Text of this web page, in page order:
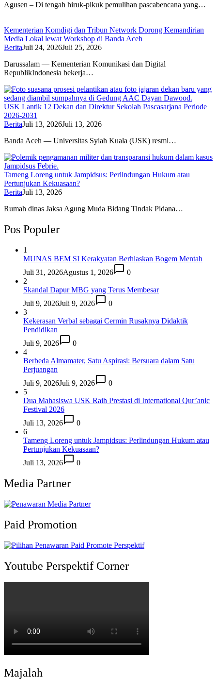
Agusen – Di tengah hiruk-pikuk pemulihan pascabencana yang…
Kementerian Komdigi dan Tribun Network Dorong Kemandirian
Media Lokal lewat Workshop di Banda Aceh
BeritaJuli 24, 2026Juli 25, 2026
Darussalam — Kementerian Komunikasi dan Digital
RepublikIndonesia bekerja…
USK Lantik 12 Dekan dan Direktur Sekolah Pascasarjana Periode
2026-2031
BeritaJuli 13, 2026Juli 13, 2026
Banda Aceh — Universitas Syiah Kuala (USK) resmi…
Tameng Loreng untuk Jampidsus: Perlindungan Hukum atau
Pertunjukan Kekuasaan?
BeritaJuli 13, 2026
Rumah dinas Jaksa Agung Muda Bidang Tindak Pidana…
Pos Populer
1
MUNAS BEM SI Kerakyatan Berhiaskan Bogem Mentah
Juli 31, 2026Agustus 1, 2026
0
2
Skandal Dapur MBG yang Terus Membesar
Juli 9, 2026Juli 9, 2026
0
3
Kekerasan Verbal sebagai Cermin Rusaknya Didaktik
Pendidikan
Juli 9, 2026
0
4
Berbeda Almamater, Satu Aspirasi: Bersuara dalam Satu
Perjuangan
Juli 9, 2026Juli 9, 2026
0
5
Dua Mahasiswa USK Raih Prestasi di International Qur’anic
Festival 2026
Juli 13, 2026
0
6
Tameng Loreng untuk Jampidsus: Perlindungan Hukum atau
Pertunjukan Kekuasaan?
Juli 13, 2026
0
Media Partner
Paid Promotion
Youtube Perspektif Corner
Majalah